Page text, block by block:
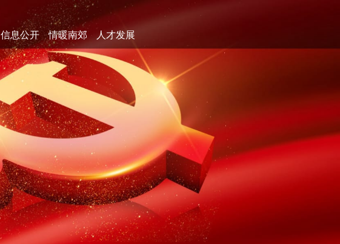
信息公开 情暖南郊 人才发展